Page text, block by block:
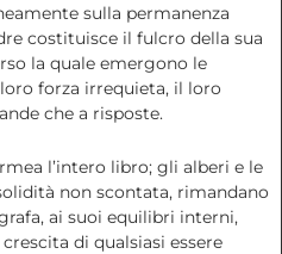
sulla permanenza
costituisce il fulcro della sua
la quale emergono le
forza irrequieta, il loro
che a risposte.
l’intero libro; gli alberi e le
non scontata, rimandano
ai suoi equilibri interni,
di qualsiasi essere